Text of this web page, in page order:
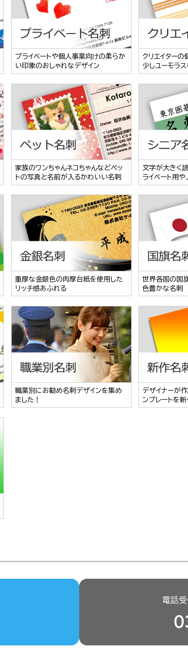
プライベートや個人事業向けの柔らか
い印象のおしゃれなデザイン
クリエイター
少しユーモラ
家族のワンちゃんネコちゃんなどペッ
トの写真と名前が入るかわいい名刺
文字が大きく
ライベート用
重厚な金銀色の肉厚台紙を使用した
リッチ感あふれる
世界各国の国
色豊かな名刺
職業別にお勧め名刺デザインを集め
ました！
デザイナーが
ンプレートを
電話